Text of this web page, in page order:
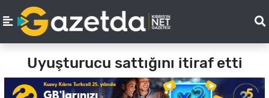
Uyuşturucu sattığını itiraf etti